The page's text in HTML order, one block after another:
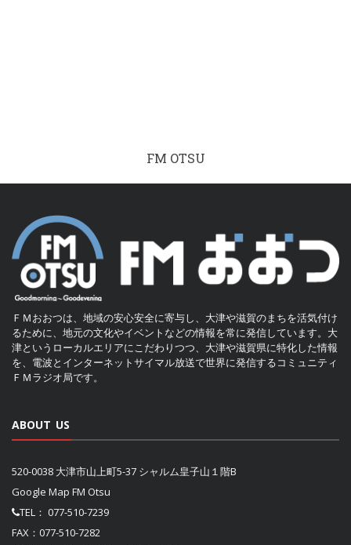
FM OTSU
ＦＭおおつは、地域の安心安全に寄与し、大津や滋賀のまちを活気付け
るために、地元の文化やイベントなどの情報を常に発信しています。大
津というローカルエリアにこだわりつつ、大津や滋賀県に特化した情報
を、電波とインターネットサイマル放送で世界に発信するコミュニティ
ＦＭラジオ局です。
ABOUT US
520-0038 大津市山上町5-37 シャルム皇子山１階B
Google Map FM Otsu
TEL： 077-510-7239
FAX：077-510-7282